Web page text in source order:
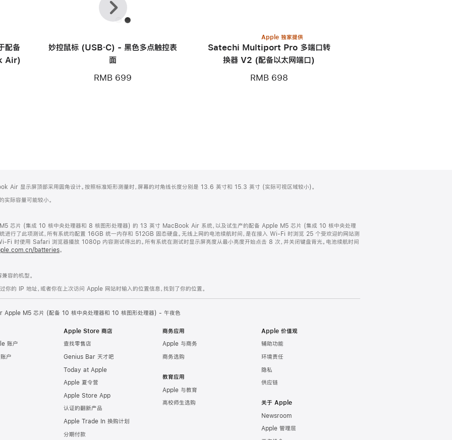
配备
Air)
妙控鼠标 (USB‑C) - 黑色多点触控表
面
RMB 699
Apple 独家提供
Satechi Multiport Pro 多端口转
换器 V2 (配备以太网端口)
RMB 698
一
个
一
个
Air 显示屏顶部采用圆角设计。按照标准矩形测量时，屏幕的对角线长度分别是 13.6 英寸和 15.3 英寸 (实际可视区域较小)。
际容量可能较小。
芯片 (集成 10 核中央处理器和 8 核图形处理器) 的 13 英寸 MacBook Air 系统，以及试生产的配备 Apple M5 芯片 (集成 10 核中央处理
了此项测试，所有系统均配置 16GB 统一内存和 512GB 固态硬盘。无线上网的电池续航时间，是在接入 Wi-Fi 时浏览 25 个受欢迎的网站测
Fi 时使用 Safari 浏览器播放 1080p 内容测试得出的。所有系统在测试时显示屏亮度从最小亮度开始点击 8 次，并关闭键盘背光。电池续航时间
batteries。
容的机型。
你的 IP 地址，或者你在上次访问 Apple 网站时输入的位置信息，找到了你的位置。
M5 芯片 (配备 10 核中央处理器和 10 核图形处理器) - 午夜色
账户
户
Apple Store 商店
查找零售店
Genius Bar 天才吧
Today at Apple
Apple 夏令营
Apple Store App
认证的翻新产品
Apple Trade In 换购计划
分期付款
商务应用
Apple 与商务
商务选购
教育应用
Apple 与教育
高校师生选购
Apple 价值观
辅助功能
环境责任
隐私
供应链
关于 Apple
Newsroom
Apple 管理层